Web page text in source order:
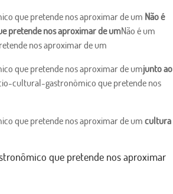
que pretende nos aproximar de um Não é
pretende nos aproximar de umNão é um
nos aproximar de um
que pretende nos aproximar de umjunto ao
cultural-gastronômico que pretende nos
que pretende nos aproximar de umcultura
que pretende nos aproximar